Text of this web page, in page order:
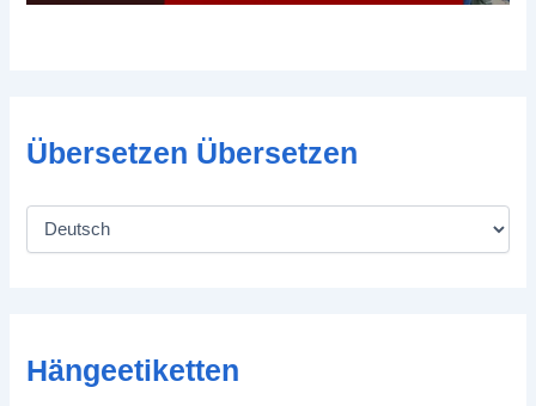
Übersetzen Übersetzen
Hängeetiketten